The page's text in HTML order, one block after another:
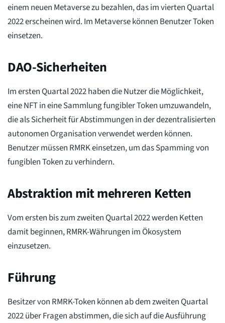
einem neuen Metaverse zu bezahlen, das im vierten Quartal
2022 erscheinen wird. Im Metaverse können Benutzer Token
einsetzen.
DAO-Sicherheiten
Im ersten Quartal 2022 haben die Nutzer die Möglichkeit,
eine NFT in eine Sammlung fungibler Token umzuwandeln,
die als Sicherheit für Abstimmungen in der dezentralisierten
autonomen Organisation verwendet werden können.
Benutzer müssen RMRK einsetzen, um das Spamming von
fungiblen Token zu verhindern.
Abstraktion mit mehreren Ketten
Vom ersten bis zum zweiten Quartal 2022 werden Ketten
damit beginnen, RMRK-Währungen im Ökosystem
einzusetzen.
Führung
Besitzer von RMRK-Token können ab dem zweiten Quartal
2022 über Fragen abstimmen, die sich auf die Ausführung